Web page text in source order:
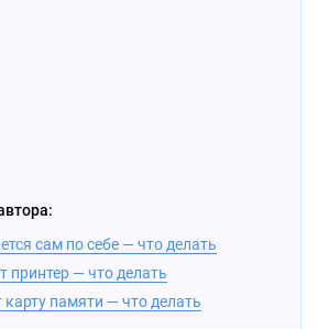
сам по себе — что делать
принтер — что делать
карту памяти — что делать